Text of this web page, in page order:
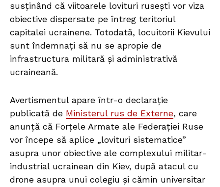
susținând că viitoarele lovituri rusești vor viza
obiective dispersate pe întreg teritoriul
capitalei ucrainene. Totodată, locuitorii Kievului
sunt îndemnați să nu se apropie de
infrastructura militară și administrativă
ucraineană.
Avertismentul apare într-o declarație
publicată de Ministerul rus de Externe, care
anunță că Forțele Armate ale Federației Ruse
vor începe să aplice „lovituri sistematice”
asupra unor obiective ale complexului militar-
industrial ucrainean din Kiev, după atacul cu
drone asupra unui colegiu și cămin universitar